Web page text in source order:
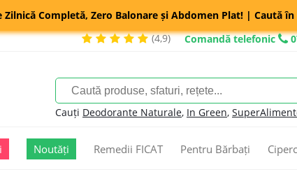
Zilnică Completă, Zero Balonare și Abdomen Plat! | Caută în
(4,9)
Comandă telefonic
Cauți Deodorante Naturale, In Green,
Noutăți Remedii FICAT Pentru Bărbați